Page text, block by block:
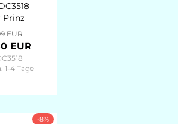
Prinz
25cm
de
EUR
EUR
1-4 Tage
-8%